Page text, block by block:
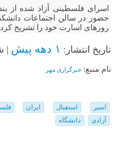
اسرای فلسطینی آزاد شده از
حضور در سالن اجتماعات
روزهای اسارت خود را تشریح
تاریخ انتشار: ۱ دهه پیش |
نام منبع: خبرگزاری مهر
اسیر استقبال ایران
آزادی
دانشگاه